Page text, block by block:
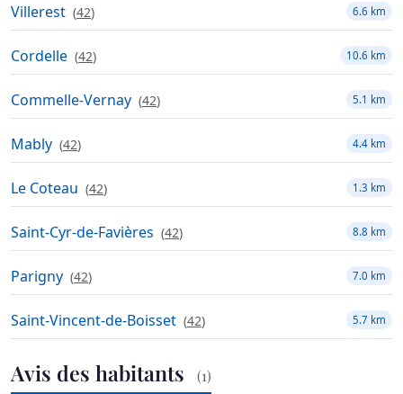
Villerest (42) 6.6 km
Cordelle (42) 10.6 km
Commelle-Vernay (42) 5.1 km
Mably (42) 4.4 km
Le Coteau (42) 1.3 km
Saint-Cyr-de-Favières (42) 8.8 km
Parigny (42) 7.0 km
Saint-Vincent-de-Boisset (42) 5.7 km
Avis des habitants (1)